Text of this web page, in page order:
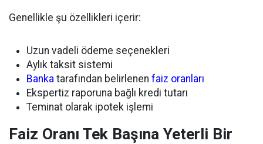
Genellikle şu özellikleri içerir:
Uzun vadeli ödeme seçenekleri
Aylık taksit sistemi
Banka tarafından belirlenen faiz oranları
Ekspertiz raporuna bağlı kredi tutarı
Teminat olarak ipotek işlemi
Faiz Oranı Tek Başına Yeterli Bir